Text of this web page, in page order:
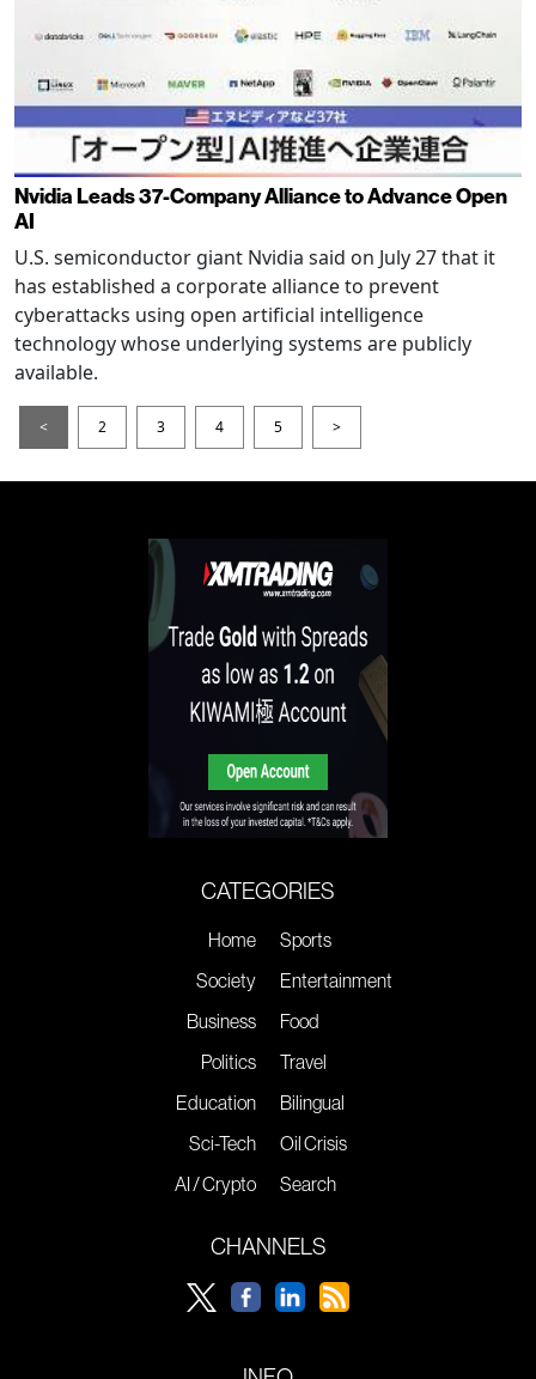
Nvidia Leads 37-Company Alliance to Advance Open
AI
U.S. semiconductor giant Nvidia said on July 27 that it
has established a corporate alliance to prevent
cyberattacks using open artificial intelligence
technology whose underlying systems are publicly
available.
< 2 3 4 5 >
CATEGORIES
Home
Society
Business
Politics
Education
Sci-Tech
AI / Crypto
Sports
Entertainment
Food
Travel
Bilingual
Oil Crisis
Search
CHANNELS